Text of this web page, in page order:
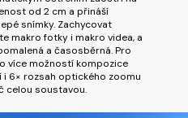
od 2 cm a přináší
snímky. Zachycovat
makro fotky i makro videa, a
a časosběrná. Pro
více možností kompozice
i 6× rozsah optického zoomu
celou soustavou.